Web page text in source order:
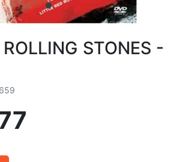
STONES -